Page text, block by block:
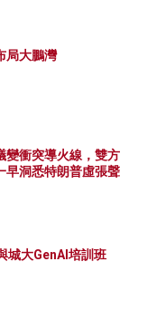
局大鵬灣
變衝突導火線，雙方
早洞悉特朗普虛張聲
城大GenAI培訓班